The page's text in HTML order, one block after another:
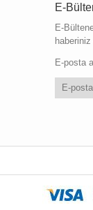
E-
E-
haberiniz
E-posta